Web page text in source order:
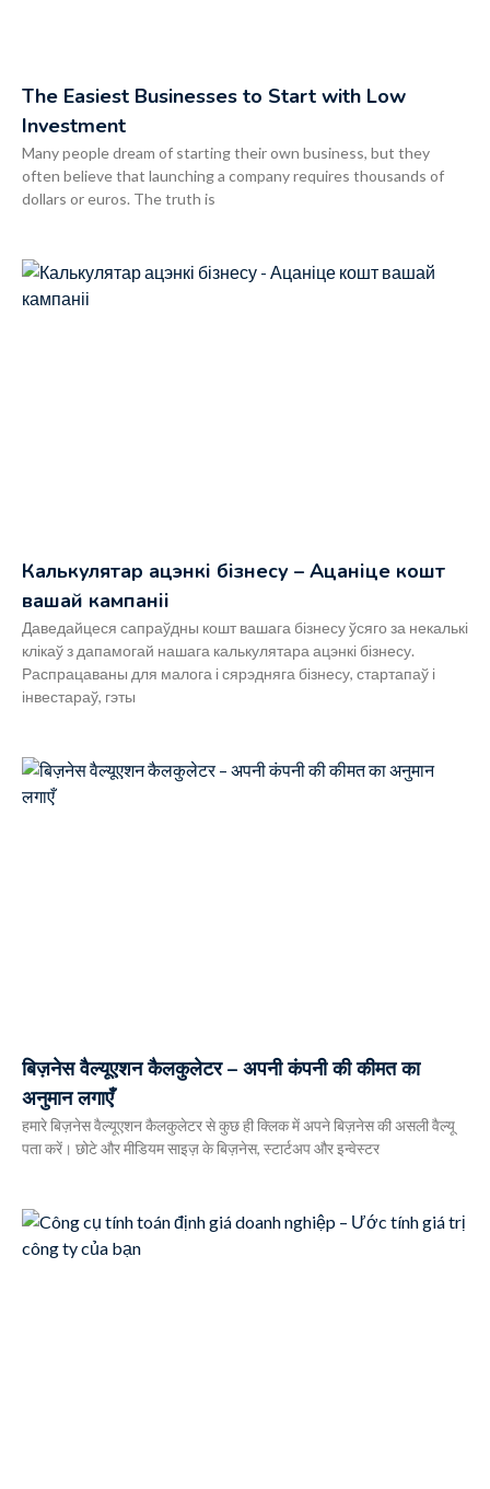
The Easiest Businesses to Start with Low
Investment
Many people dream of starting their own business, but they
often believe that launching a company requires thousands of
dollars or euros. The truth is
Калькулятар ацэнкі бізнесу – Ацаніце кошт
вашай кампаніі
Даведайцеся сапраўдны кошт вашага бізнесу ўсяго за некалькі
клікаў з дапамогай нашага калькулятара ацэнкі бізнесу.
Распрацаваны для малога і сярэдняга бізнесу, стартапаў і
інвестараў, гэты
बिज़नेस वैल्यूएशन कैलकुलेटर – अपनी कंपनी की कीमत का
अनुमान लगाएँ
हमारे बिज़नेस वैल्यूएशन कैलकुलेटर से कुछ ही क्लिक में अपने बिज़नेस की असली वैल्यू
पता करें। छोटे और मीडियम साइज़ के बिज़नेस, स्टार्टअप और इन्वेस्टर